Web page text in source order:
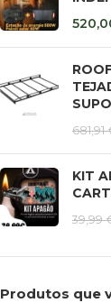
681,91
KIT
39,99
Produtos que